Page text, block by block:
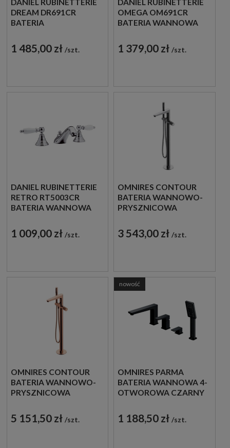
DANIEL RUBINETTERIE
DREAM DR691CR
BATERIA
STOJĄCA 3-
OTWOROWA
1 485,00 zł szt.
DANIEL RUBINETTERIE
OMEGA OM691CR
BATERIA WANNOWA
OTWOROWA
JEDNOUCHWYTOWA
1 379,00 zł szt.
DANIEL RUBINETTERIE
RETRO RT5003CR
BATERIA WANNOWA
OTWOROWA
DWUUCHWYTOWA
1 009,00 zł szt.
OMNIRES CONTOUR
BATERIA WANNOWO-
PRYSZNICOWA
CHROM POŁYSK
CT8033CR
3 543,00 zł szt.
OMNIRES CONTOUR
BATERIA WANNOWO-
PRYSZNICOWA
MIEDŹ
SZCZOTKOWANA
5 151,50 zł szt.
OMNIRES PARMA
BATERIA WANNOWA 4-
OTWOROWA CZARNY
1 188,50 zł szt.
nowość